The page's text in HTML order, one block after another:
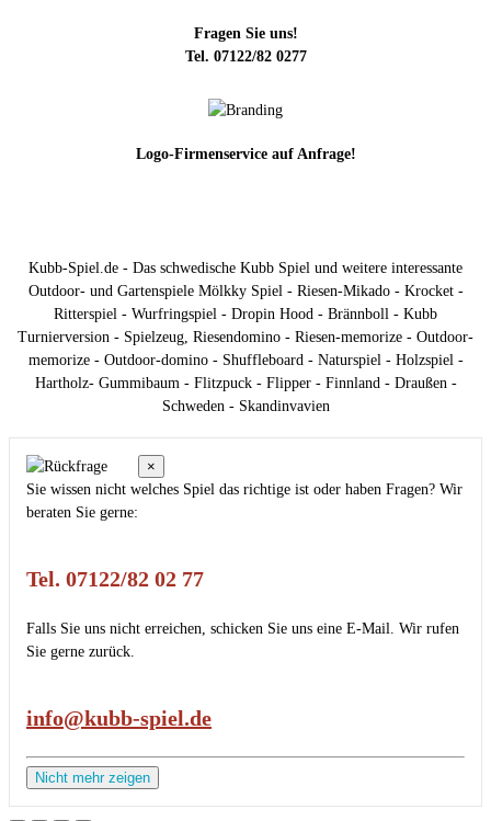
Fragen Sie uns!
Tel. 07122/82 0277
Logo-Firmenservice auf Anfrage!
Kubb-Spiel.de - Das schwedische Kubb Spiel und weitere interessante
Outdoor- und Gartenspiele Mölkky Spiel - Riesen-Mikado - Krocket -
Ritterspiel - Wurfringspiel - Dropin Hood - Brännboll - Kubb
Turnierversion - Spielzeug, Riesendomino - Riesen-memorize - Outdoor-
memorize - Outdoor-domino - Shuffleboard - Naturspiel - Holzspiel -
Hartholz- Gummibaum - Flitzpuck - Flipper - Finnland - Draußen -
Schweden - Skandinvavien
×
Sie wissen nicht welches Spiel das richtige ist oder haben Fragen? Wir
beraten Sie gerne:
Tel. 07122/82 02 77
Falls Sie uns nicht erreichen, schicken Sie uns eine E-Mail. Wir rufen
Sie gerne zurück.
info@kubb-spiel.de
Nicht mehr zeigen